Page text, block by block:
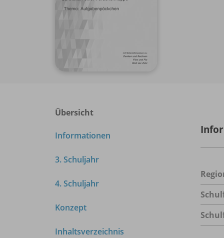
Übersicht
Informationen
3. Schuljahr
4. Schuljahr
Konzept
Inhaltsverzeichnis